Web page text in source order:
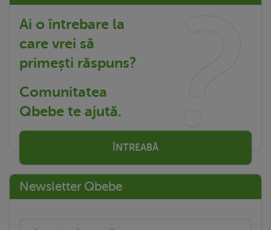
Ai o întrebare la
care vrei să
primești răspuns?
Comunitatea
Qbebe te ajută.
ÎNTREABĂ
Newsletter Qbebe